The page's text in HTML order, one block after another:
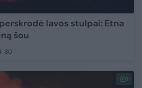
lavos stulpai: Etna
šou
30
1